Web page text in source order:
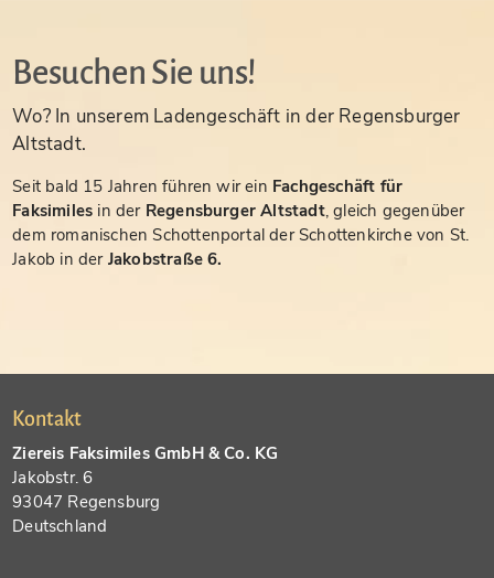
Besuchen Sie uns!
Wo? In unserem Ladengeschäft in der Regensburger
Altstadt.
Seit bald 15 Jahren führen wir ein Fachgeschäft für
Faksimiles in der Regensburger Altstadt, gleich gegenüber
dem romanischen Schottenportal der Schottenkirche von St.
Jakob in der Jakobstraße 6.
Kontakt
Ziereis Faksimiles GmbH & Co. KG
Jakobstr. 6
93047 Regensburg
Deutschland